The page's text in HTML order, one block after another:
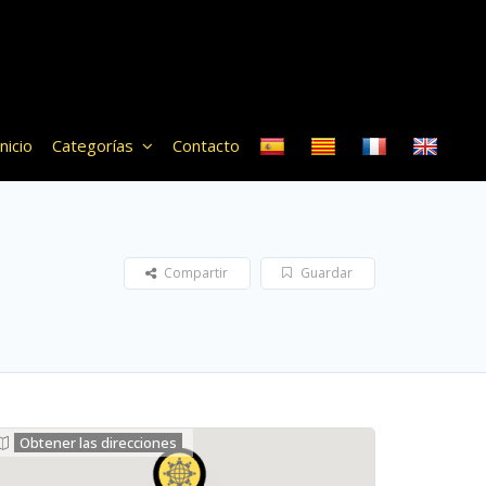
Categorías Contacto
Guardar
Compartir
Obtener las direcciones